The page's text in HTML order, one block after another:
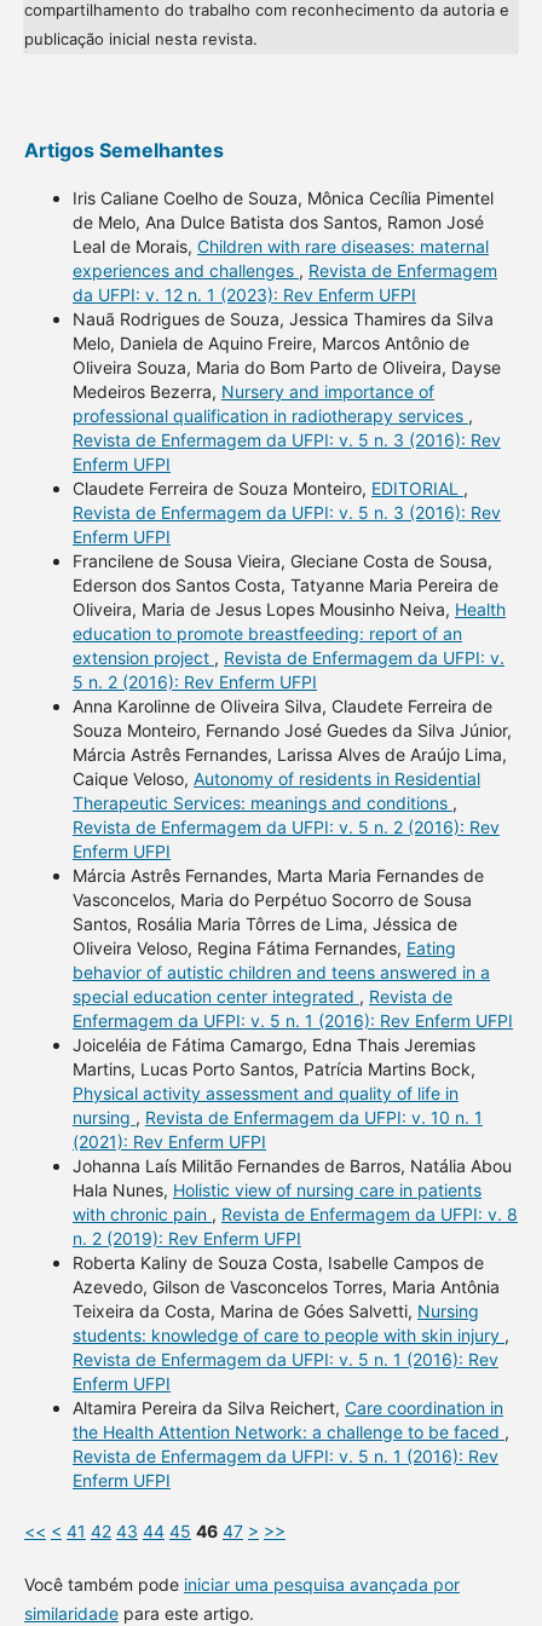
compartilhamento do trabalho com reconhecimento da autoria e
publicação inicial nesta revista.
Artigos Semelhantes
Iris Caliane Coelho de Souza, Mônica Cecília Pimentel
de Melo, Ana Dulce Batista dos Santos, Ramon José
Leal de Morais, Children with rare diseases: maternal
experiences and challenges , Revista de Enfermagem
da UFPI: v. 12 n. 1 (2023): Rev Enferm UFPI
Nauã Rodrigues de Souza, Jessica Thamires da Silva
Melo, Daniela de Aquino Freire, Marcos Antônio de
Oliveira Souza, Maria do Bom Parto de Oliveira, Dayse
Medeiros Bezerra, Nursery and importance of
professional qualification in radiotherapy services ,
Revista de Enfermagem da UFPI: v. 5 n. 3 (2016): Rev
Enferm UFPI
Claudete Ferreira de Souza Monteiro, EDITORIAL ,
Revista de Enfermagem da UFPI: v. 5 n. 3 (2016): Rev
Enferm UFPI
Francilene de Sousa Vieira, Gleciane Costa de Sousa,
Ederson dos Santos Costa, Tatyanne Maria Pereira de
Oliveira, Maria de Jesus Lopes Mousinho Neiva, Health
education to promote breastfeeding: report of an
extension project , Revista de Enfermagem da UFPI: v.
5 n. 2 (2016): Rev Enferm UFPI
Anna Karolinne de Oliveira Silva, Claudete Ferreira de
Souza Monteiro, Fernando José Guedes da Silva Júnior,
Márcia Astrês Fernandes, Larissa Alves de Araújo Lima,
Caique Veloso, Autonomy of residents in Residential
Therapeutic Services: meanings and conditions ,
Revista de Enfermagem da UFPI: v. 5 n. 2 (2016): Rev
Enferm UFPI
Márcia Astrês Fernandes, Marta Maria Fernandes de
Vasconcelos, Maria do Perpétuo Socorro de Sousa
Santos, Rosália Maria Tôrres de Lima, Jéssica de
Oliveira Veloso, Regina Fátima Fernandes, Eating
behavior of autistic children and teens answered in a
special education center integrated , Revista de
Enfermagem da UFPI: v. 5 n. 1 (2016): Rev Enferm UFPI
Joiceléia de Fátima Camargo, Edna Thais Jeremias
Martins, Lucas Porto Santos, Patrícia Martins Bock,
Physical activity assessment and quality of life in
nursing , Revista de Enfermagem da UFPI: v. 10 n. 1
(2021): Rev Enferm UFPI
Johanna Laís Militão Fernandes de Barros, Natália Abou
Hala Nunes, Holistic view of nursing care in patients
with chronic pain , Revista de Enfermagem da UFPI: v. 8
n. 2 (2019): Rev Enferm UFPI
Roberta Kaliny de Souza Costa, Isabelle Campos de
Azevedo, Gilson de Vasconcelos Torres, Maria Antônia
Teixeira da Costa, Marina de Góes Salvetti, Nursing
students: knowledge of care to people with skin injury ,
Revista de Enfermagem da UFPI: v. 5 n. 1 (2016): Rev
Enferm UFPI
Altamira Pereira da Silva Reichert, Care coordination in
the Health Attention Network: a challenge to be faced ,
Revista de Enfermagem da UFPI: v. 5 n. 1 (2016): Rev
Enferm UFPI
<< < 41 42 43 44 45 46 47 > >>
Você também pode iniciar uma pesquisa avançada por
similaridadepara este artigo.